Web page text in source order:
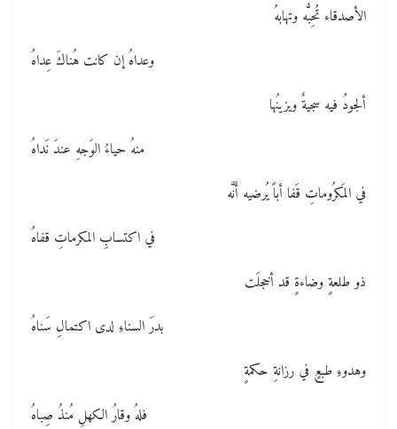
الأصدقاء تُحِبُّه وتهابهُ
وعداهُ إن كانت هُناكَ عِداهُ
ألجودُ فيه سجيةٌ ويزينُها
منهُ حياءُ الوَجهِ عندَ نَداهُ
في المَكرُوماتِ قَفا أباً يُرضيه أَنَّه
في اكتسابِ المكرماتِ قفاهُ
ذو طلعةٍ وضاءةٍ قد أخجلَت
بدرَ السناءِ لدى اكتمالِ سَناهُ
وهدوءِ طبعٍ في رزانةِ حكمةٍ
فلهُ وقارُ الكهلِ مُنذُ صِباهُ